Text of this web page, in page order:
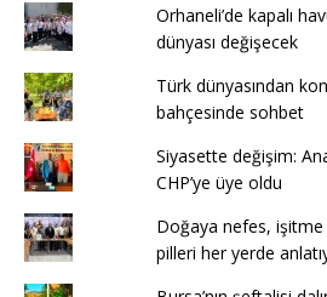
Orhaneli’de kapalı
dünyası değişecek
Türk dünyasından
bahçesinde sohbet
Siyasette değişim:
CHP’ye üye oldu
Doğaya nefes, işitme
pilleri her yerde